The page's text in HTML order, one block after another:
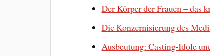
Der Körper der Frauen – das
Die Konzernisierung des
Ausbeutung: Casting-Idole